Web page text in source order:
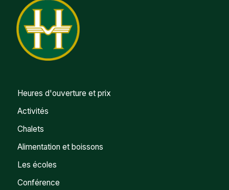
Heures d'ouverture et prix
Activités
Chalets
Alimentation et boissons
Les écoles
Conférence